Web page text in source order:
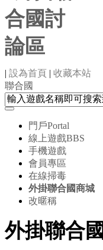
| 設為首頁 | 收藏本站
聯合國
門戶Portal
線上遊戲BBS
手機遊戲
會員專區
在線掃毒
外掛聯合國商城
改暱稱
外掛聯合國